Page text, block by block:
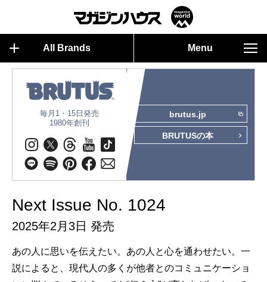
All Brands Menu
毎月1・15日発売
1980年創刊
brutus.jp
BRUTUSの本
Next Issue No. 1024
2025年2月3日 発売
あの人に思いを伝えたい。あの人と心を通わせたい。一
説によると、現代人の多くが他者とのコミュニケーショ